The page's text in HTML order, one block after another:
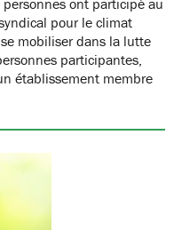
pour le climat
mobiliser dans la lutte
participantes,
établissement membre